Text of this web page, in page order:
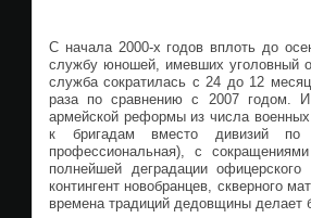
С начала 2000-х годов вплоть до
службу юношей, имевших уголовный
служба сократилась с 24 до 12
раза по сравнению с 2007 годом. И
армейской реформы из числа
к бригадам вместо дивизий по
профессиональная), с
полнейшей деградации
контингент новобранцев, скверного
времена традиций дедовщины делает